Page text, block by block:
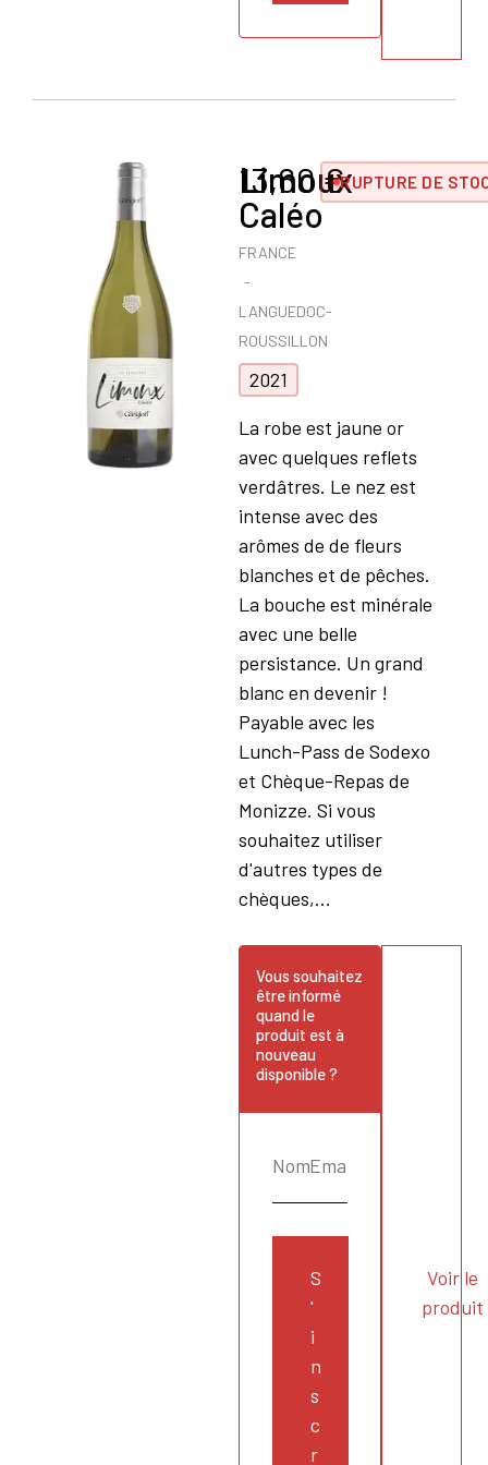
Limoux
Caléo
FRANCE
LANGUEDOC-
ROUSSILLON
2021
13,60€RUPTURE DE
La robe est jaune or
avec quelques reflets
verdâtres. Le nez est
intense avec des
arômes de de fleurs
blanches et de pêches.
La bouche est minérale
avec une belle
persistance. Un grand
blanc en devenir !
Payable avec les
Lunch-Pass de Sodexo
et Chèque-Repas de
Monizze. Si vous
souhaitez utiliser
d'autres types de
chèques,...
Vous souhaitez
être informé
quand le
produit est à
nouveau
disponible ?
S
'
i
n
s
c
r
Voir le
produit